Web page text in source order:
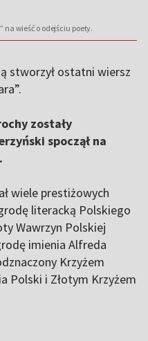
wieść o odejściu poety.
stworzył ostatni wiersz
zostały
spoczął na
wiele prestiżowych
literacką Polskiego
Wawrzyn Polskiej
imienia Alfreda
Krzyżem
Polski i Złotym Krzyżem